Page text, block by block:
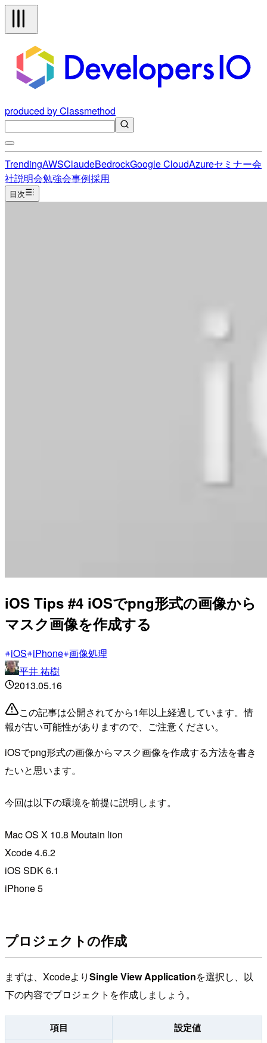
produced by Classmethod
TrendingAWSClaudeBedrockGoogle CloudAzureセミナー会
社説明会勉強会事例採用
目次
iOS Tips #4 iOSでpng形式の画像から
マスク画像を作成する
iOS iPhone 画像処理
平井 祐樹
2013.05.16
この記事は公開されてから1年以上経過しています。情
報が古い可能性がありますので、ご注意ください。
iOSでpng形式の画像からマスク画像を作成する方法を書き
たいと思います。
今回は以下の環境を前提に説明します。
Mac OS X 10.8 Moutain lion
Xcode 4.6.2
iOS SDK 6.1
iPhone 5
プロジェクトの作成
まずは、XcodeよりSingle View Applicationを選択し、以
下の内容でプロジェクトを作成しましょう。
項目
設定値